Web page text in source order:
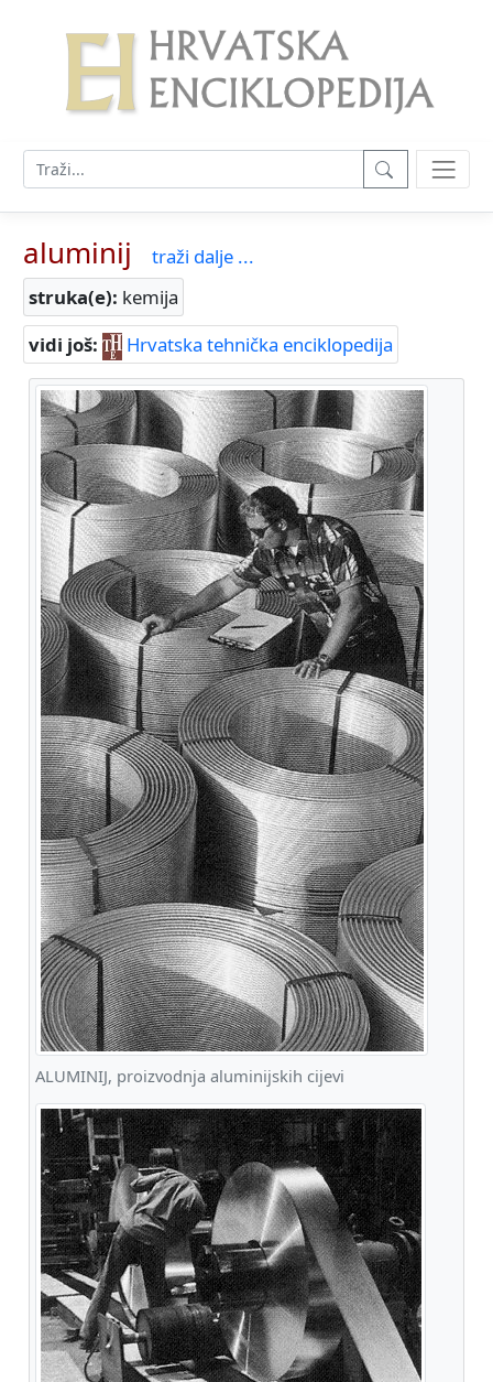
aluminij
traži dalje ...
struka(e): kemija
vidi još:
Hrvatska tehnička enciklopedija
ALUMINIJ, proizvodnja aluminijskih cijevi